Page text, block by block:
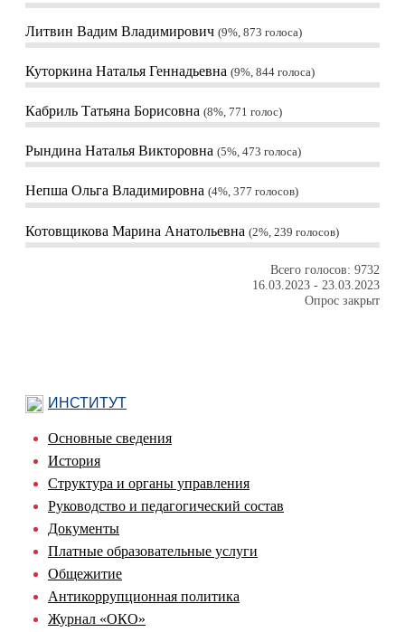
Литвин Вадим Владимирович 9%, 873 голоса
Куторкина Наталья Геннадьевна 9%, 844 голоса
Кабриль Татьяна Борисовна 8%, 771 голос
Рындина Наталья Викторовна 5%, 473 голоса
Непша Ольга Владимировна 4%, 377 голосов
Котовщикова Марина Анатольевна 2%, 239 голосов
Всего голосов: 9732
16.03.2023 - 23.03.2023
Опрос закрыт
ИНСТИТУТ
Основные сведения
История
Структура и органы управления
Руководство и педагогический состав
Документы
Платные образовательные услуги
Общежитие
Антикоррупционная политика
Журнал «ОКО»